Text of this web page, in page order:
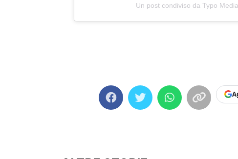
Un post condiviso da Typo